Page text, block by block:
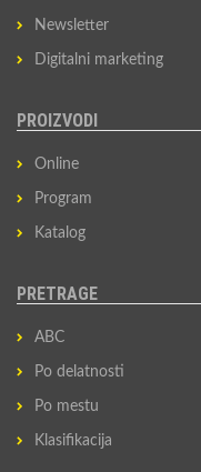
Newsletter
Digitalni marketing
PROIZVODI
Online
Program
Katalog
PRETRAGE
ABC
Po delatnosti
Po mestu
Klasifikacija